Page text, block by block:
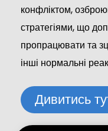
конфліктом,
стратегіями, що
пропрацювати та
інші нормальні
Дивитись